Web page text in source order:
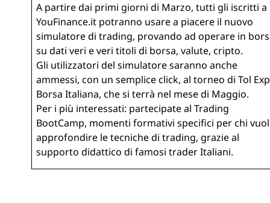
A partire dai primi giorni di Marzo, tutti gli iscritti a
YouFinance.it potranno usare a piacere il nuovo
simulatore di trading, provando ad operare in
su dati veri e veri titoli di borsa, valute, cripto.
Gli utilizzatori del simulatore saranno anche
ammessi, con un semplice click, al torneo di Tol
Borsa Italiana, che si terrà nel mese di Maggio.
Per i più interessati: partecipate al Trading
BootCamp, momenti formativi specifici per chi
approfondire le tecniche di trading, grazie al
supporto didattico di famosi trader Italiani.